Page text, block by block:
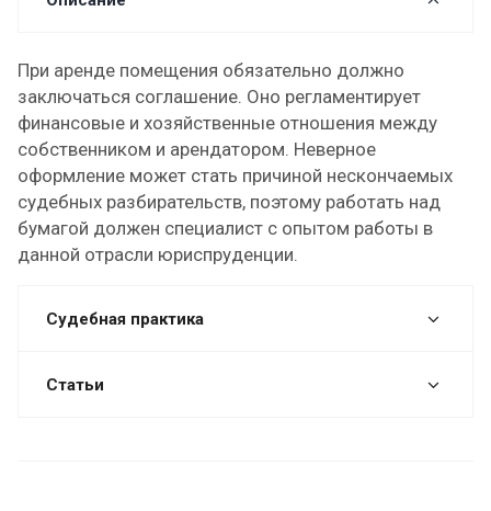
При аренде помещения обязательно должно
заключаться соглашение. Оно регламентирует
финансовые и хозяйственные отношения между
собственником и арендатором. Неверное
оформление может стать причиной нескончаемых
судебных разбирательств, поэтому работать над
бумагой должен специалист с опытом работы в
данной отрасли юриспруденции.
Судебная практика
Статьи